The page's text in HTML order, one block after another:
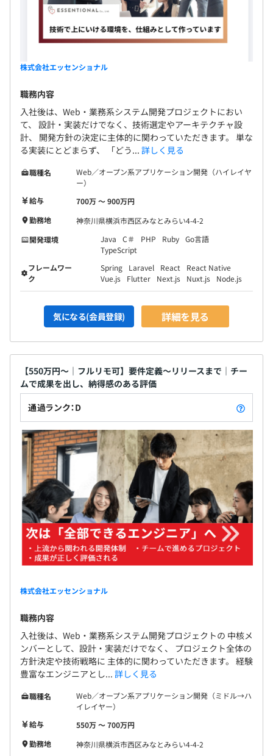
株式会社エッセンショナル
職務内容
入社後は、Web・業務系システム開発プロジェクトにおい
て、 設計・実装だけでなく、技術選定やアーキテクチャ設
計、 開発方針の決定に主体的に関わっていただきます。 単な
る実装にとどまらず、 「どう... 詳しく見る
職種名
Web／オープン系アプリケーション開発（ハイレイヤ
ー）
給与
700万 〜 900万円
勤務地
神奈川県横浜市西区みなとみらい4-4-2
開発環境
Java C＃ PHP Ruby Go言語
TypeScript
フレームワー
ク
Spring Laravel React
React Native
Vue.js
Flutter Next.js Nuxt.js Node.js
気になる(会員登録) 詳細を見る
【550万円〜｜フルリモ可】要件定義〜リリースまで｜チー
ムで成果を出し、納得感のある評価
通過ランク：D
株式会社エッセンショナル
職務内容
入社後は、Web・業務系システム開発プロジェクトの 中核メ
ンバーとして、設計・実装だけでなく、 プロジェクト全体の
方針決定や技術戦略に 主体的に関わっていただきます。 経験
豊富なエンジニアとし... 詳しく見る
職種名
Web／オープン系アプリケーション開発（ミドル→ハ
イレイヤー）
給与
550万 〜 700万円
勤務地
神奈川県横浜市西区みなとみらい4-4-2